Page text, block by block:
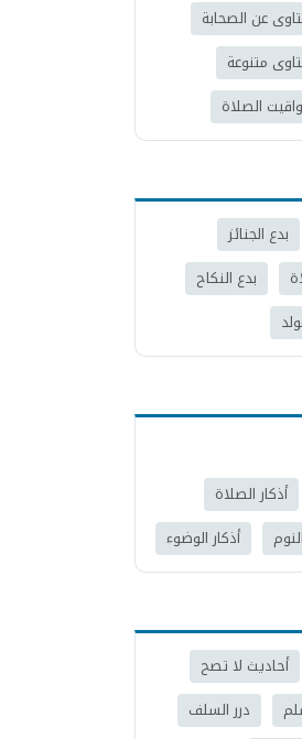
عن الصحابة
متنوعة
الصلاة
بدع الجنائز
بدع النكاح
أذكار الصلاة
أذكار الوضوء
أحاديث لا تصح
درر السلف